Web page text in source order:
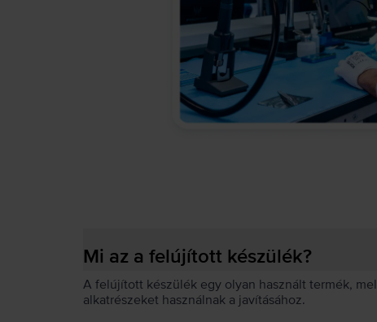
Mi az a felújított készülék?
A felújított készülék egy olyan használt termék,
alkatrészeket használnak a javításához.